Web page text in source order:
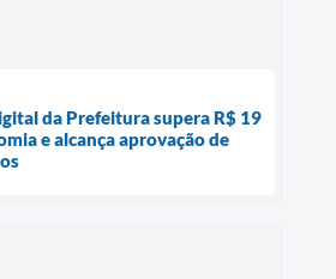
da Prefeitura supera R$ 19
e alcança aprovação de